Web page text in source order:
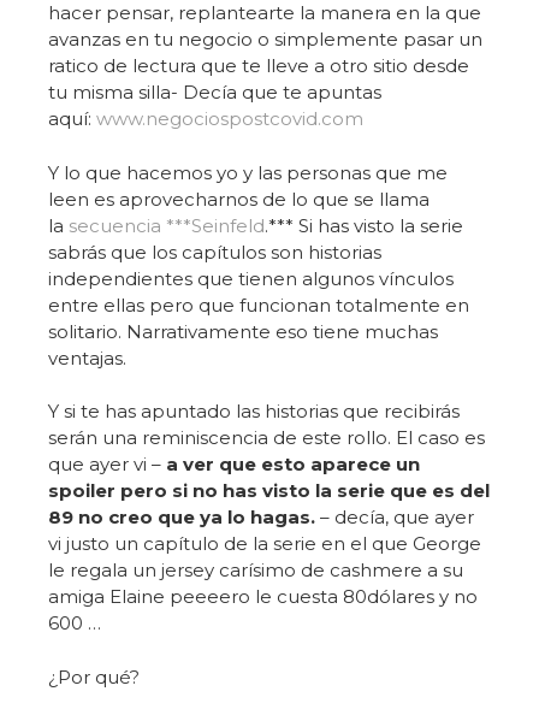
hacer pensar, replantearte la manera en la que
avanzas en tu negocio o simplemente pasar un
ratico de lectura que te lleve a otro sitio desde
tu misma silla- Decía que te apuntas
aquí: www.negociospostcovid.com
Y lo que hacemos yo y las personas que me
leen es aprovecharnos de lo que se llama
la secuencia ***Seinfeld.*** Si has visto la serie
sabrás que los capítulos son historias
independientes que tienen algunos vínculos
entre ellas pero que funcionan totalmente en
solitario. Narrativamente eso tiene muchas
ventajas.
Y si te has apuntado las historias que recibirás
serán una reminiscencia de este rollo. El caso es
que ayer vi – a ver que esto aparece un
spoiler pero si no has visto la serie que es del
89 no creo que ya lo hagas. – decía, que ayer
vi justo un capítulo de la serie en el que George
le regala un jersey carísimo de cashmere a su
amiga Elaine peeeero le cuesta 80dólares y no
600 …
¿Por qué?